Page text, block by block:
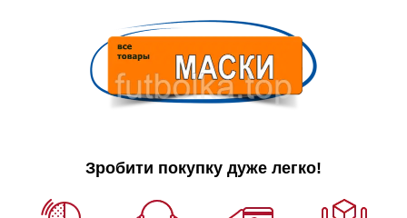
Зробити покупку дуже легко!